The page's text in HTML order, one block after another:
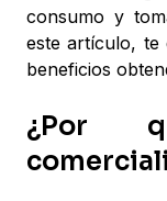
consumo y
este artículo, te
beneficios
¿Por